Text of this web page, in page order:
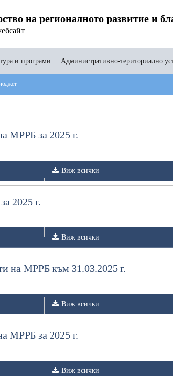
на регионалното развитие и
и програми Административно-териториално
МРРБ за 2025 г.
Виж всички
2025 г.
Виж всички
на МРРБ към 31.03.2025 г.
Виж всички
МРРБ за 2025 г.
Виж всички